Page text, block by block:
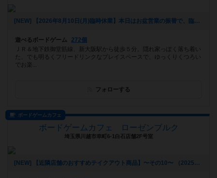
[NEW] 【2026年8月10日(月)臨時休業】本日はお盆営業の振替で、臨時休業させて頂きます。また明日(火)から明後日(水)まで定休日です。木曜13時から21時30分(受付終了19時)まで、休日営業で開店させて頂きます。お席に余裕がございます。お気軽にご予約ご来店下さいませ。なお再度の緊急事態宣言や自粛要請、ご予約やご来店中のお客様のご希望により、営業時間の変更や臨時休業させて頂く場合がございます。営業時間の変更にご注意下さい。JR新大阪駅から徒歩3分。学生半額割引、TRPGでのご利用も気軽に！ #西中島南方 #新大阪 #ボードゲーム #TRPG（2025年08月16日 19時14分）
遊べるボードゲーム
272個
ＪＲ＆地下鉄御堂筋線、新大阪駅から徒歩５分。隠れ家っぽく落ち着い
た、でも明るくフリードリンクなプレイスペースで、ゆっくりくつろい
でお楽...
フォローする
ボードゲームカフェ
ボードゲームカフェ ローゼンブルク
埼玉県川越市幸町6-1白石店舗2F号室
[NEW] 【近隣店舗のおすすめテイクアウト商品】〜その10〜 （2025年07月11日 15時03分）